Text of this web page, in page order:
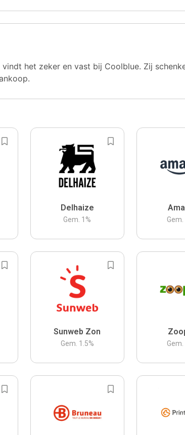
het zeker en vast bij Coolblue. Zij
Delhaize
Gem. 1 % Gem.
Sunweb Zon
Gem. 1.5% Gem.